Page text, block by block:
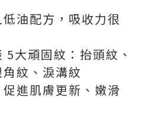
油配方，吸收力很
大頑固紋：抬頭紋、
紋、淚溝紋
進肌膚更新、嫩滑